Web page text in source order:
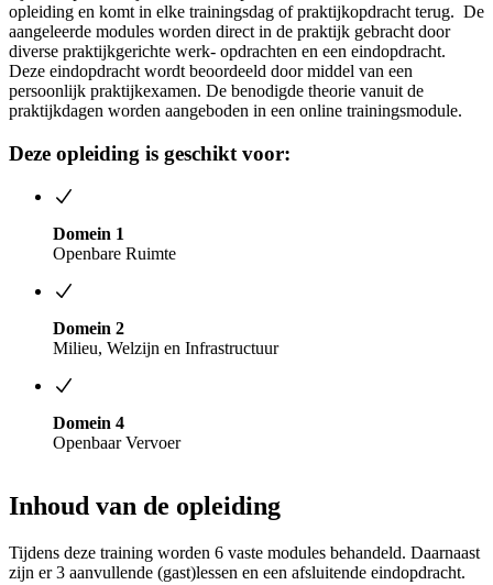
opleiding en komt in elke trainingsdag of praktijkopdracht terug. De
aangeleerde modules worden direct in de praktijk gebracht door
diverse praktijkgerichte werk- opdrachten en een eindopdracht.
Deze eindopdracht wordt beoordeeld door middel van een
persoonlijk praktijkexamen. De benodigde theorie vanuit de
praktijkdagen worden aangeboden in een online trainingsmodule.
Deze opleiding is geschikt voor:
Domein 1
Openbare Ruimte
Domein 2
Milieu, Welzijn en Infrastructuur
Domein 4
Openbaar Vervoer
Inhoud van de opleiding
Tijdens deze training worden 6 vaste modules behandeld. Daarnaast
zijn er 3 aanvullende (gast)lessen en een afsluitende eindopdracht.